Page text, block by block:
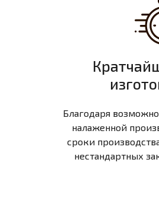
Благодаря
налаженной
сроки
нестандартных